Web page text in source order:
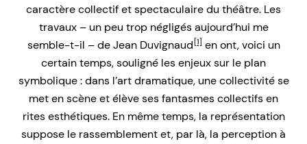
caractère collectif et spectaculaire du théâtre. Les
travaux – un peu trop négligés aujourd’hui me
semble-t-il – de Jean Duvignaud [1]en ont, voici un
certain temps, souligné les enjeux sur le plan
symbolique : dans l’art dramatique, une collectivité se
met en scène et élève ses fantasmes collectifs en
rites esthétiques. En même temps, la représentation
suppose le rassemblement et, par là, la perception à